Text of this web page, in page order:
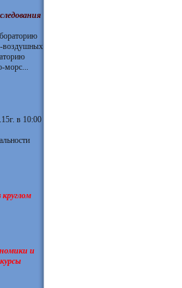
воздушных
морс...
в 10:00
и